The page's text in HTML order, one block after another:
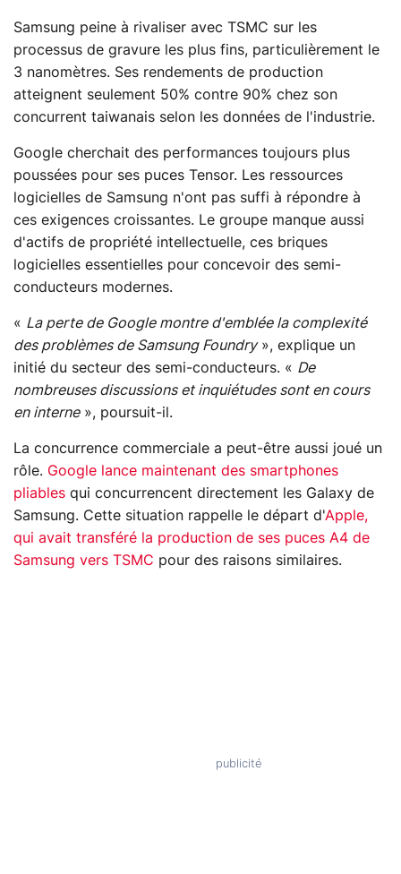
Samsung peine à rivaliser avec TSMC sur les
processus de gravure les plus fins, particulièrement le
3 nanomètres. Ses rendements de production
atteignent seulement 50% contre 90% chez son
concurrent taiwanais selon les données de l'industrie.
Google cherchait des performances toujours plus
poussées pour ses puces Tensor. Les ressources
logicielles de Samsung n'ont pas suffi à répondre à
ces exigences croissantes. Le groupe manque aussi
d'actifs de propriété intellectuelle, ces briques
logicielles essentielles pour concevoir des semi-
conducteurs modernes.
« La perte de Google montre d'emblée la complexité
des problèmes de Samsung Foundry», explique un
initié du secteur des semi-conducteurs. « De
nombreuses discussions et inquiétudes sont en cours
en interne», poursuit-il.
La concurrence commerciale a peut-être aussi joué un
rôle. Google lance maintenant des smartphones
pliables qui concurrencent directement les Galaxy de
Samsung. Cette situation rappelle le départ d'Apple,
qui avait transféré la production de ses puces A4 de
Samsung vers TSMC pour des raisons similaires.